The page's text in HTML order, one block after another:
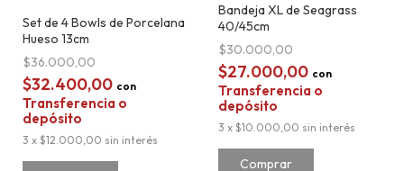
Set de 4 Bowls de Porcelana
Hueso 13cm
$36.000,00
$32.400,00 con
Transferencia o
depósito
3 x $12.000,00 sin interés
Bandeja XL de Seagrass
40/45cm
$30.000,00
$27.000,00 con
Transferencia o
depósito
3 x $10.000,00 sin interés
Comprar